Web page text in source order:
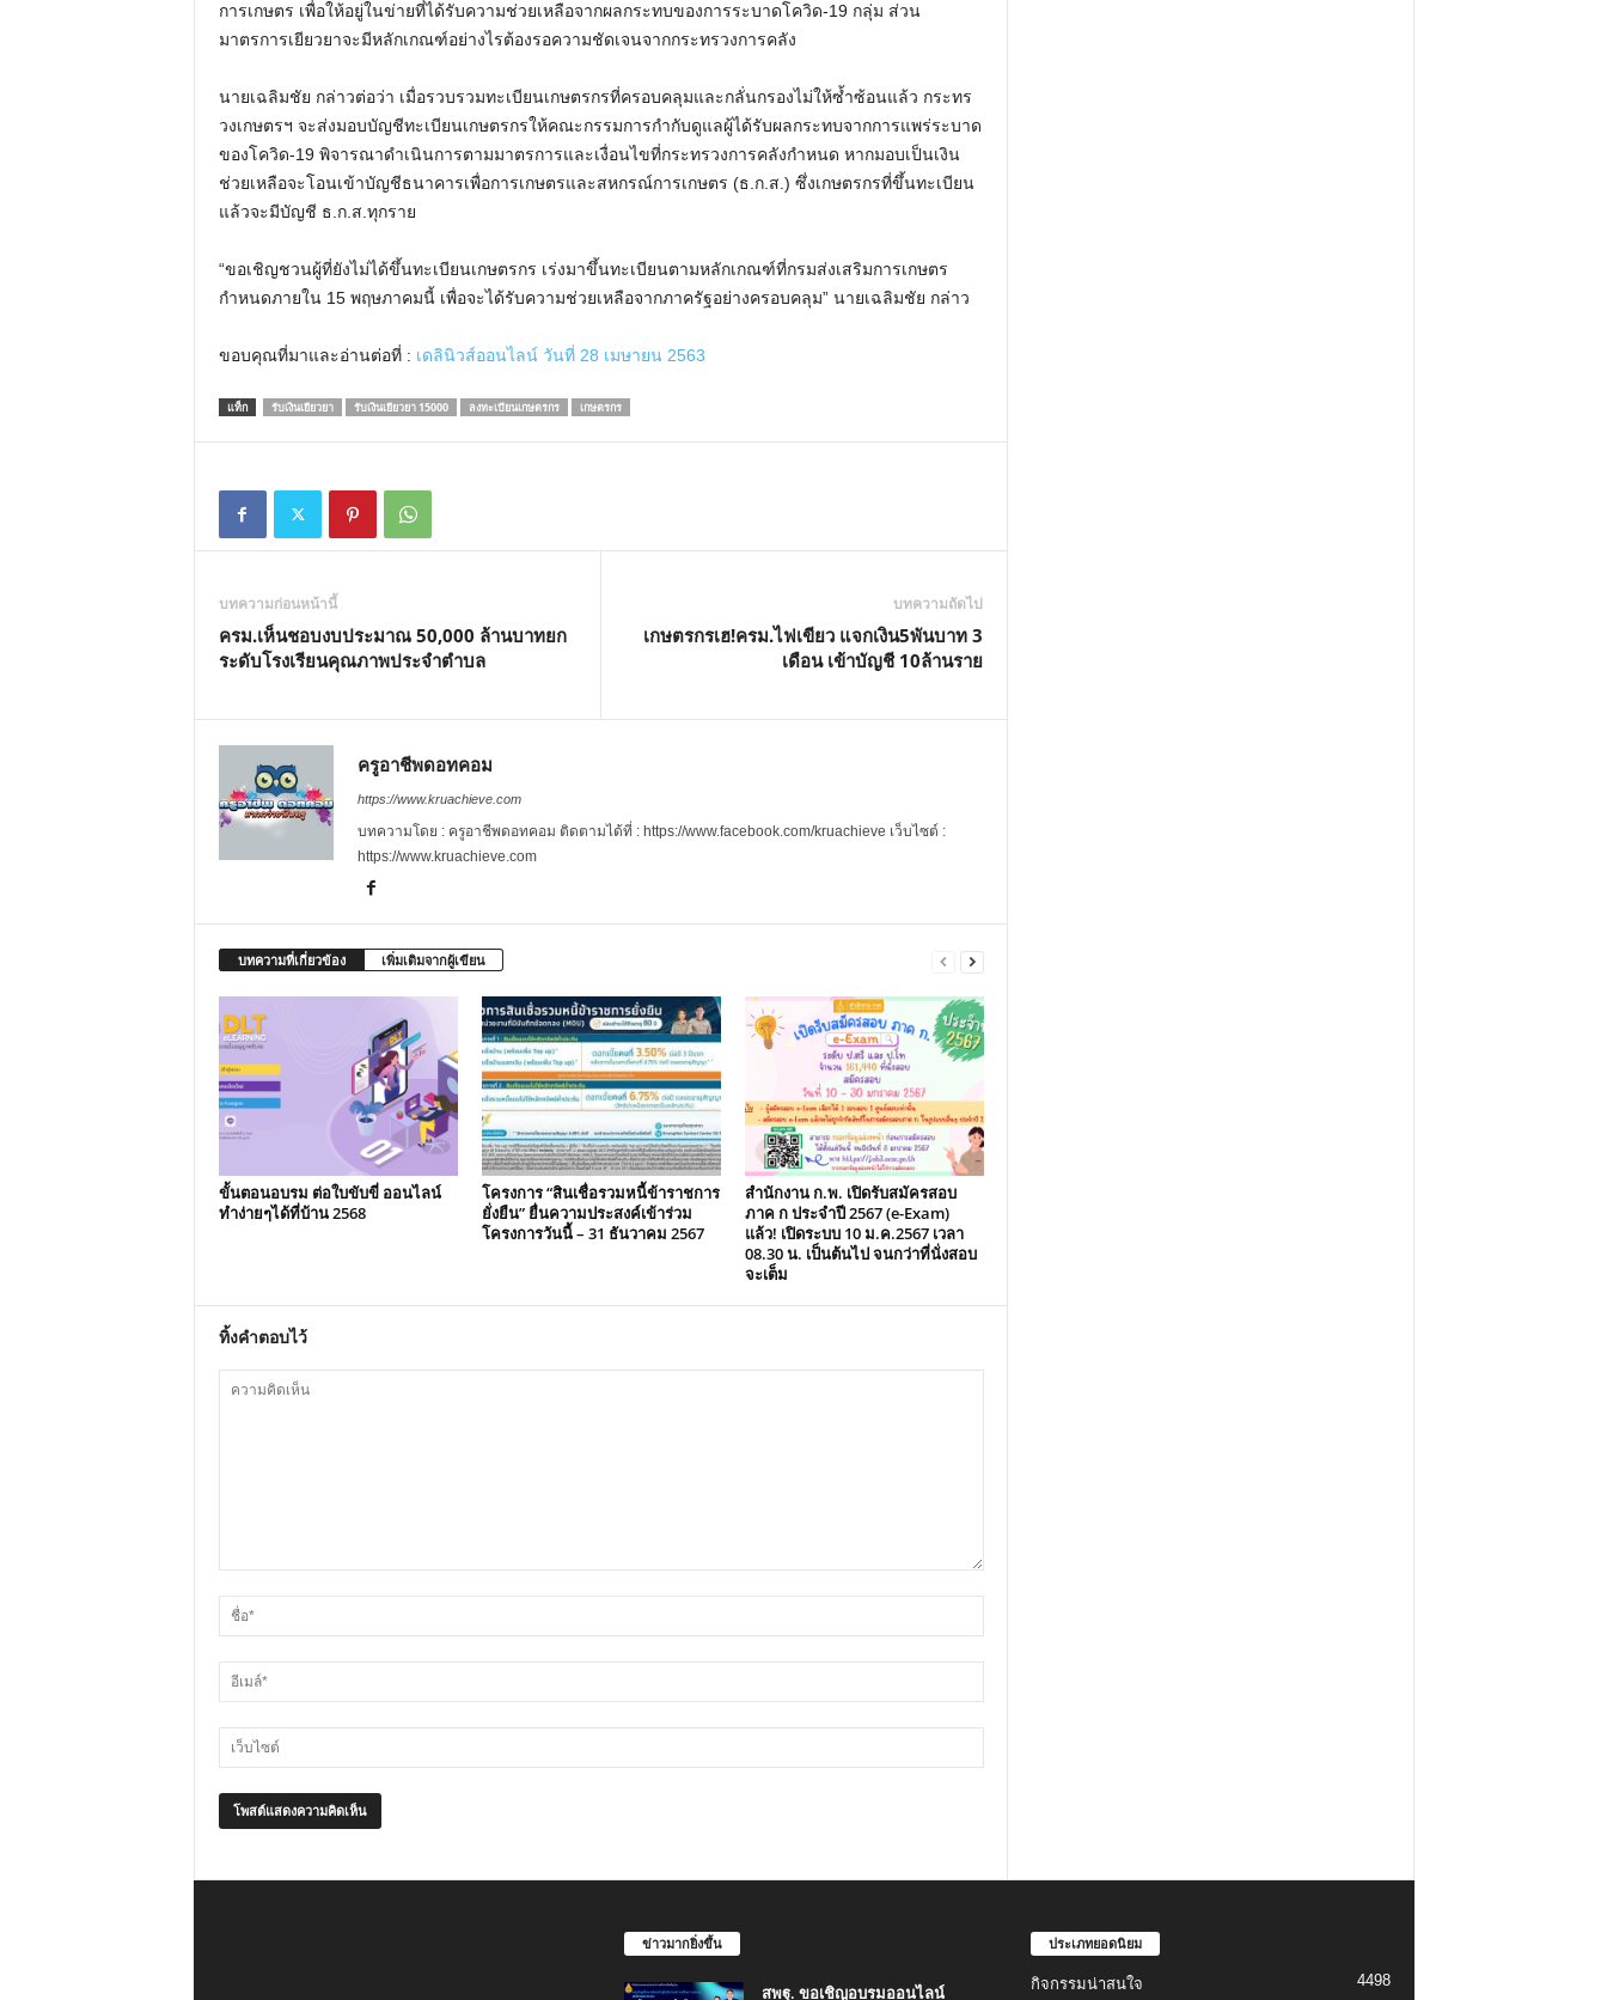
M
การเกษตร เพื่อให้อยู่ในข่ายที่ได้รับความช่วยเหลือจากผลกระทบของการระบาดโควิด-19 กลุ่ม ส่วน
มาตรการเยียวยาจะมีหลักเกณฑ์อย่างไรต้องรอความชัดเจนจากกระทรวงการคลัง
นายเฉลิมชัย กล่าวต่อว่า เมื่อรวบรวมทะเบียนเกษตรกรที่ครอบคลุมและกลั่นกรองไม่ให้ซ้ำซ้อนแล้ว กระทร
วงเกษตรฯ จะส่งมอบบัญชีทะเบียนเกษตรกรให้คณะกรรมการกำกับดูแลผู้ได้รับผลกระทบจากการแพร่ระบาด
ของโควิด-19 พิจารณาดำเนินการตามมาตรการและเงื่อนไขที่กระทรวงการคลังกำหนด หากมอบเป็นเงิน
ช่วยเหลือจะโอนเข้าบัญชีธนาคารเพื่อการเกษตรและสหกรณ์การเกษตร (ธ.ก.ส.) ซึ่งเกษตรกรที่ขึ้นทะเบียน
แล้วจะมีบัญชี ธ.ก.ส.ทุกราย
“ขอเชิญชวนผู้ที่ยังไม่ได้ขึ้นทะเบียนเกษตรกร เร่งมาขึ้นทะเบียนตามหลักเกณฑ์ที่กรมส่งเสริมการเกษตร
กำหนดภายใน 15 พฤษภาคมนี้ เพื่อจะได้รับความช่วยเหลือจากภาครัฐอย่างครอบคลุม” นายเฉลิมชัย กล่าว
ขอบคุณที่มาและอ่านต่อที่ : เดลินิวส์ออนไลน์ วันที่ 28 เมษายน 2563
แท็ก รับเงินเยียวยา รับเงินเยียวยา 15000 ลงทะเบียนเกษตรกร เกษตรกร
บทความก่อนหน้านี้
ครม.เห็นชอบงบประมาณ 50,000 ล้านบาทยก
ระดับโรงเรียนคุณภาพประจำตำบล
บทความถัดไป
เกษตรกรเฮ!ครม.ไฟเขียว แจกเงิน5พันบาท 3
เดือน เข้าบัญชี 10ล้านราย
ครูอาชีพดอทคอม
https://www.kruachieve.com
บทความโดย : ครูอาชีพดอทคอม ติดตามได้ที่ : https://www.facebook.com/kruachieve เว็บไซต์ :
https://www.kruachieve.com
บทความที่เกี่ยวข้อง เพิ่มเติมจากผู้เขียน
ขั้นตอนอบรม ต่อใบขับขี่ ออนไลน์
ทำง่ายๆได้ที่บ้าน 2568
โครงการ “สินเชื่อรวมหนี้ข้าราชการ
ยั่งยืน” ยื่นความประสงค์เข้าร่วม
โครงการวันนี้ – 31 ธันวาคม 2567
สำนักงาน ก.พ. เปิดรับสมัครสอบ
ภาค ก ประจำปี 2567 (e-Exam)
แล้ว! เปิดระบบ 10 ม.ค.2567 เวลา
08.30 น. เป็นต้นไป จนกว่าที่นั่งสอบ
จะเต็ม
ทิ้งคำตอบไว้
ข่าวมากยิ่งขึ้น
สพฐ. ขอเชิญอบรมออนไลน์
ประเภทยอดนิยม
กิจกรรมน่าสนใจ 4498